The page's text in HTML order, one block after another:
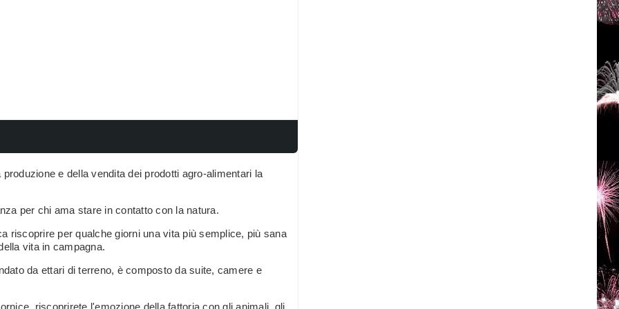
e della vendita dei prodotti agro-alimentari la
per chi ama stare in contatto con la natura.
riscoprire per qualche giorni una vita più semplice, più sana
vita in campagna.
da ettari di terreno, è composto da suite, camere e
riscoprirete l'emozione della fattoria con gli animali, gli